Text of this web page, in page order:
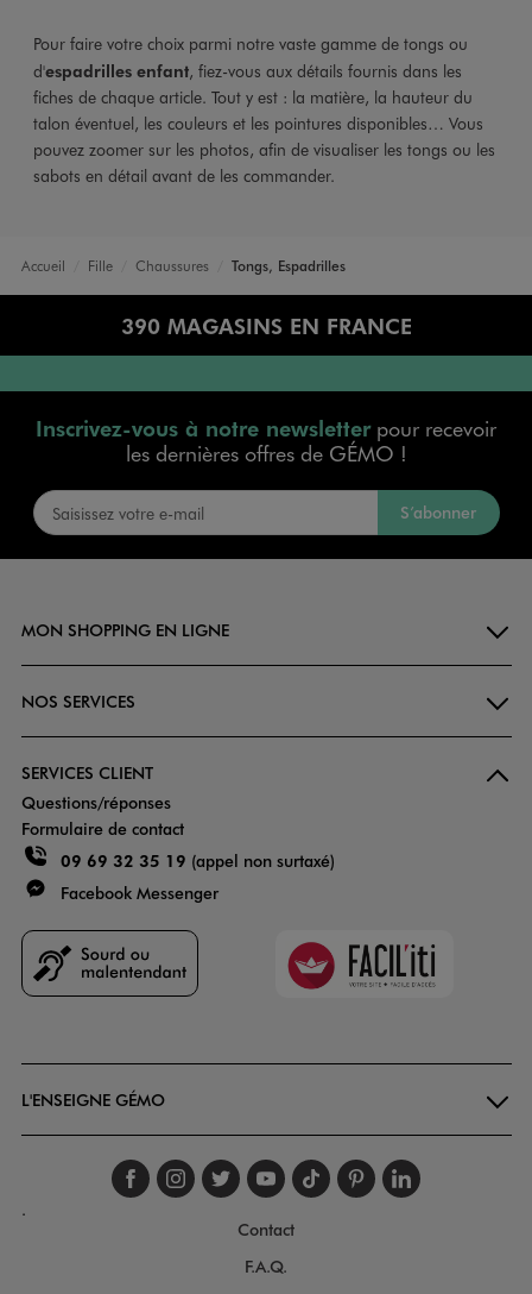
Pour faire votre choix parmi notre vaste gamme de tongs ou
d'espadrilles enfant, fiez-vous aux détails fournis dans les
fiches de chaque article. Tout y est : la matière, la hauteur du
talon éventuel, les couleurs et les pointures disponibles… Vous
pouvez zoomer sur les photos, afin de visualiser les tongs ou les
sabots en détail avant de les commander.
Accueil Fille Chaussures Tongs, Espadrilles
390 MAGASINS EN FRANCE
Inscrivez-vous à notre newsletterpour recevoir
les dernières offres de GÉMO !
S’abonner
MON SHOPPING EN LIGNE
NOS SERVICES
SERVICES CLIENT
Questions/réponses
Formulaire de contact
09 69 32 35 19 (appel non surtaxé)
Facebook Messenger
Faciliti
L'ENSEIGNE GÉMO
Suivez-nous sur
Suivez-nous sur
Suivez-nous sur
Suivez-nous
Suivez-nous
Suivez-
.
Contact
F.A.Q.